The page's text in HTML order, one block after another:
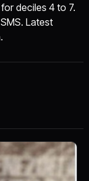
deciles 4 to 7.
Latest